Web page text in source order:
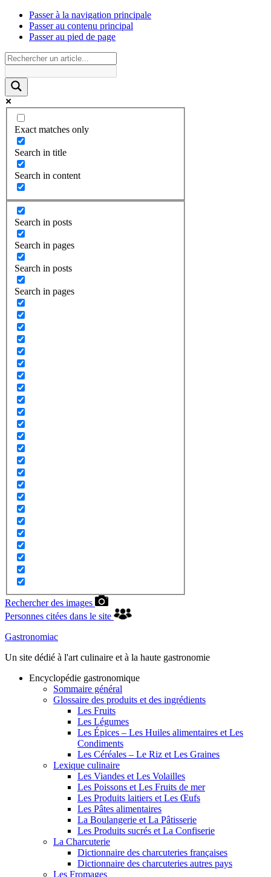
Passer à la navigation principale
Passer au contenu principal
Passer au pied de page
Exact matches only
Search in title
Search in content
Search in posts
Search in pages
Search in posts
Search in pages
Rechercher des images
Personnes citées dans le site
Gastronomiac
Un site dédié à l'art culinaire et à la haute gastronomie
Encyclopédie gastronomique
Sommaire général
Glossaire des produits et des ingrédients
Les Fruits
Les Légumes
Les Épices – Les Huiles alimentaires et Les
Condiments
Les Céréales – Le Riz et Les Graines
Lexique culinaire
Les Viandes et Les Volailles
Les Poissons et Les Fruits de mer
Les Produits laitiers et Les Œufs
Les Pâtes alimentaires
La Boulangerie et La Pâtisserie
Les Produits sucrés et La Confiserie
La Charcuterie
Dictionnaire des charcuteries françaises
Dictionnaire des charcuteries autres pays
Les Fromages